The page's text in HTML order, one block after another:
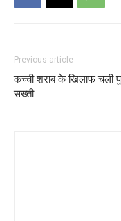
Previous article
कच्ची शराब के खिलाफ चली
सख्ती